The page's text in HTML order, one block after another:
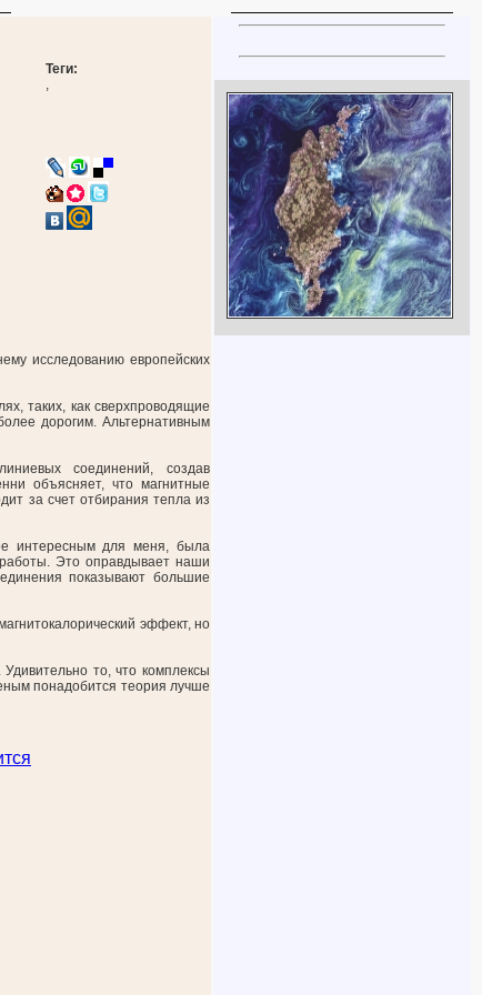
Теги:
,
исследованию европейских
таких, как сверхпроводящие
дорогим. Альтернативным
соединений, создав
объясняет, что магнитные
за счет отбирания тепла из
интересным для меня, была
работы. Это оправдывает наши
показывают большие
эффект, но
то, что комплексы
понадобится теория лучше